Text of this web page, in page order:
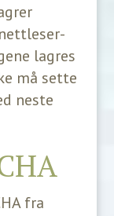
lagres
må sette
neste
fra